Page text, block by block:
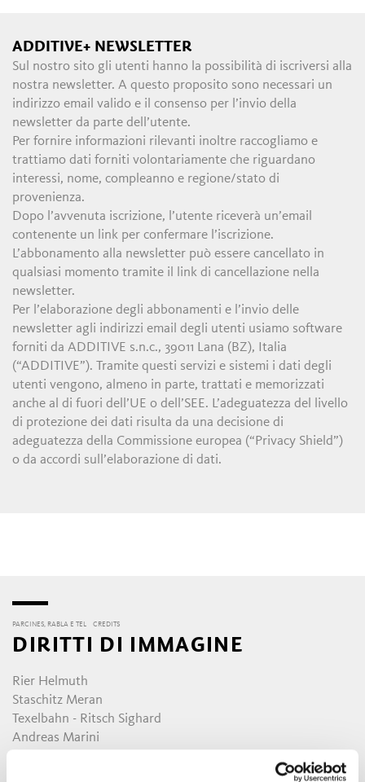
ADDITIVE+ NEWSLETTER
Sul nostro sito gli utenti hanno la possibilità di iscriversi alla
nostra newsletter. A questo proposito sono necessari un
indirizzo email valido e il consenso per l’invio della
newsletter da parte dell’utente.
Per fornire informazioni rilevanti inoltre raccogliamo e
trattiamo dati forniti volontariamente che riguardano
interessi, nome, compleanno e regione/stato di
provenienza.
Dopo l’avvenuta iscrizione, l’utente riceverà un’email
contenente un link per confermare l’iscrizione.
L’abbonamento alla newsletter può essere cancellato in
qualsiasi momento tramite il link di cancellazione nella
newsletter.
Per l’elaborazione degli abbonamenti e l’invio delle
newsletter agli indirizzi email degli utenti usiamo software
forniti da ADDITIVE s.n.c., 39011 Lana (BZ), Italia
(“ADDITIVE”). Tramite questi servizi e sistemi i dati degli
utenti vengono, almeno in parte, trattati e memorizzati
anche al di fuori dell’UE o dell’SEE. L’adeguatezza del livello
di protezione dei dati risulta da una decisione di
adeguatezza della Commissione europea (“Privacy Shield”)
o da accordi sull’elaborazione di dati.
PARCINES, RABLA E TEL CREDITS
DIRITTI DI IMMAGINE
Rier Helmuth
Staschitz Meran
Texelbahn - Ritsch Sighard
Andreas Marini